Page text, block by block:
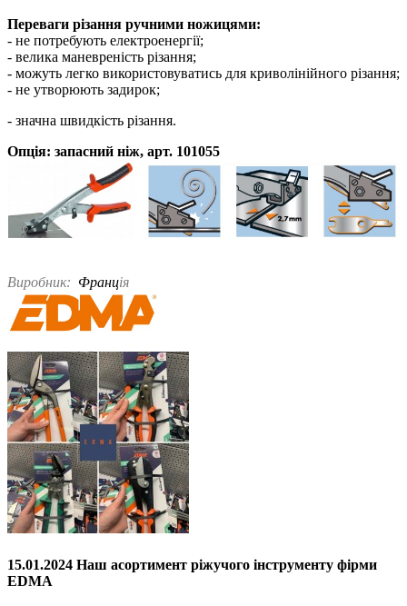
Переваги різання ручними ножицями:
- не потребують електроенергії;
- велика маневреність різання;
- можуть легко використовуватись для криволінійного різання;
- не утворюють задирок;
- значна швидкість різання.
Опція: запасний ніж, арт. 101055
Виробник: Франція
15.01.2024 Наш асортимент ріжучого інструменту фірми
EDMA